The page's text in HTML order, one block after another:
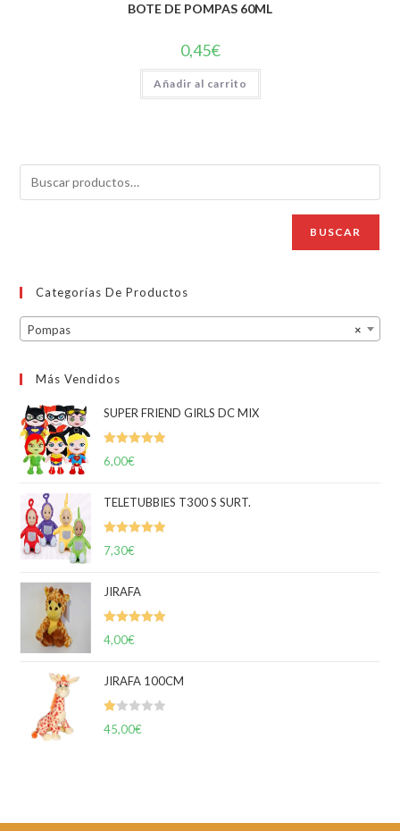
BOTE DE POMPAS 60ML
0,45€
Añadir al carrito
BUSCAR
Categorías De Productos
×
Pompas
Más Vendidos
SUPER FRIEND GIRLS DC MIX
Valorado
6,00€
TELETUBBIES T300 S SURT.
Valorado
7,30€
JIRAFA
Valorado
4,00€
JIRAFA 100CM
V
45,00€